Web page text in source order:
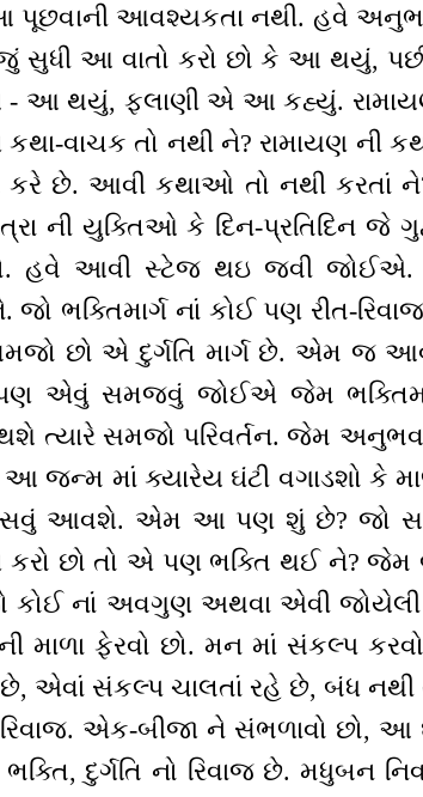
પૂછવાની આવશ્યકતા નથી. હવે
સુધી આ વાતો કરો છો કે આ થયું,
- આ થયું, ફલાણી એ આ કહ્યું.
વાચક તો નથી ને? રામાયણ ની
કરે છે. આવી કથાઓ તો નથી
ની યુક્તિઓ કે દિન-પ્રતિદિન જે
હવે આવી સ્ટેજ થઇ જવી જોઈએ. જેમ
જો ભક્તિમાર્ગ નાં કોઈ પણ રીત-
છો એ દુર્ગતિ માર્ગ છે. એમ જ
સમજવું જોઈએ જેમ ભક્તિમાર્ગ
સમજો પરિવર્તન. જેમ અનુભવ
આ જન્મ માં ક્યારેય ઘંટી વગાડશો કે
હસવું આવશે. એમ આ પણ શું છે? જો
છો તો એ પણ ભક્તિ થઈ ને? જેમ
કોઈ નાં અવગુણ અથવા એવી જોયેલી
ની માળા ફેરવો છો. મન માં સંકલ્પ
એવાં સંકલ્પ ચાલતાં રહે છે, બંધ
રિવાજ. એક-બીજા ને સંભળાવો છો,
દુર્ગતિ નો રિવાજ છે. મધુબન